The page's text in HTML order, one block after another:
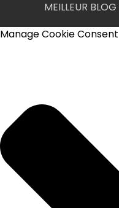
MEILLEUR BLOG
Manage Cookie Consent